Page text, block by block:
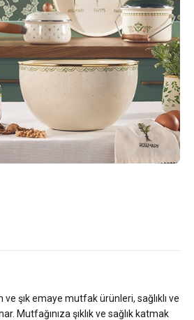
şık emaye mutfak ürünleri, sağlıklı ve
Mutfağınıza şıklık ve sağlık katmak